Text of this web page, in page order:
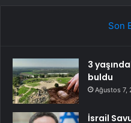
Son
3
buldu
Ağustos 7,
İsrail